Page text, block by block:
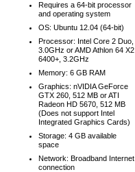
Requires a 64-bit processor
and operating system
OS: Ubuntu 12.04 (64-bit)
Processor: Intel Core 2 Duo,
3.0GHz or AMD Athlon 64 X2
6400+, 3.2GHz
Memory: 6 GB RAM
Graphics: nVIDIA GeForce
GTX 260, 512 MB or ATI
Radeon HD 5670, 512 MB
(Does not support Intel
Integrated Graphics Cards)
Storage: 4 GB available
space
Network: Broadband Internet
connection